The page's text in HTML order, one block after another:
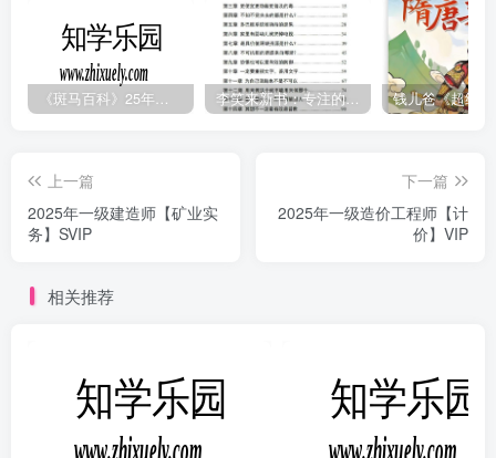
《斑马百科》25年最新30科全套高清视频 李笑来新书：专注的真相 [PDF]
上一篇
2025年一级建造师【矿业实
务】SVIP
下一篇
2025年一级造价工程师【计
价】VIP
相关推荐